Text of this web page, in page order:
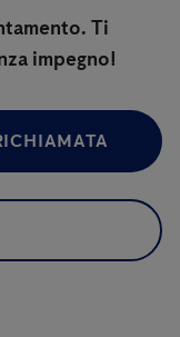
Ti
impegno!